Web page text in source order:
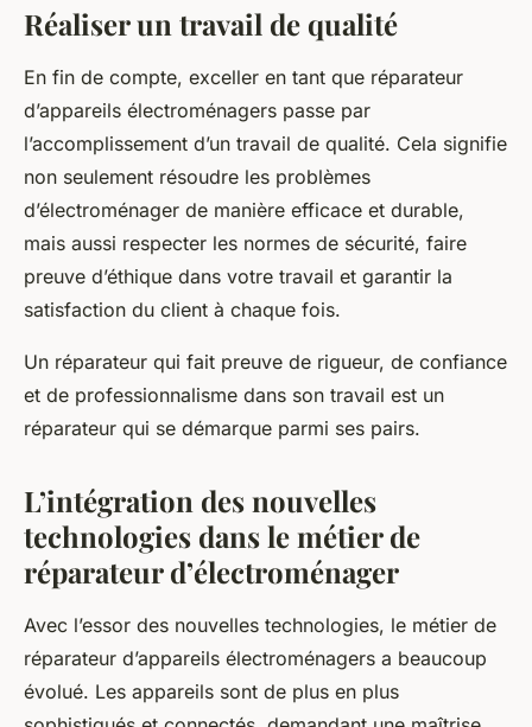
Réaliser un travail de qualité
En fin de compte, exceller en tant que réparateur
d’appareils électroménagers passe par
l’accomplissement d’un travail de qualité. Cela signifie
non seulement résoudre les problèmes
d’électroménager de manière efficace et durable,
mais aussi respecter les normes de sécurité, faire
preuve d’éthique dans votre travail et garantir la
satisfaction du client à chaque fois.
Un réparateur qui fait preuve de rigueur, de confiance
et de professionnalisme dans son travail est un
réparateur qui se démarque parmi ses pairs.
L’intégration des nouvelles
technologies dans le métier de
réparateur d’électroménager
Avec l’essor des nouvelles technologies, le métier de
réparateur d’appareils électroménagers a beaucoup
évolué. Les appareils sont de plus en plus